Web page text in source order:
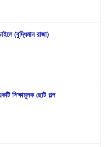
(বুদ্ধিমান রাজা)
শিক্ষামূলক ছোট গল্প